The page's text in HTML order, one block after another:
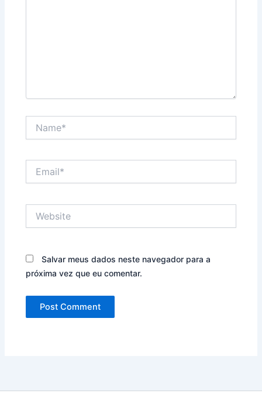
Salvar meus dados neste navegador para a
próxima vez que eu comentar.